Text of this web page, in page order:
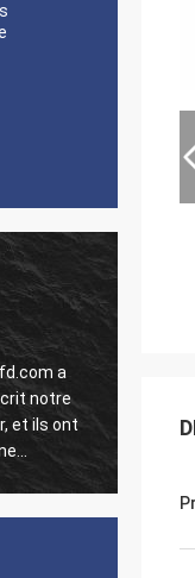
a
notre
et ils ont